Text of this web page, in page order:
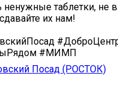
ненужные таблетки, не
их нам!
#МИМП
Посад (РОСТОК)